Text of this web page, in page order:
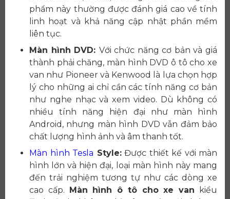
phẩm này thường được đánh giá cao về tính
linh hoạt và khả năng cập nhật phần mềm
liên tục.
Màn hình DVD: Với chức năng cơ bản và giá
thành phải chăng, màn hình DVD ô tô cho xe
van như Pioneer và Kenwood là lựa chọn hợp
lý cho những ai chỉ cần các tính năng cơ bản
như nghe nhạc và xem video. Dù không có
nhiều tính năng hiện đại như màn hình
Android, nhưng màn hình DVD vẫn đảm bảo
chất lượng hình ảnh và âm thanh tốt.
Màn hình Tesla Style:Được thiết kế với màn
hình lớn và hiện đại, loại màn hình này mang
đến trải nghiệm tương tự như các dòng xe
cao cấp. Màn hình ô tô cho xe van kiểu